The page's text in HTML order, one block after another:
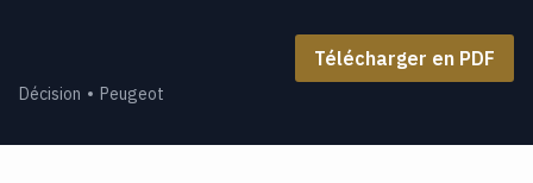
Télécharger en PDF
Décision Peugeot